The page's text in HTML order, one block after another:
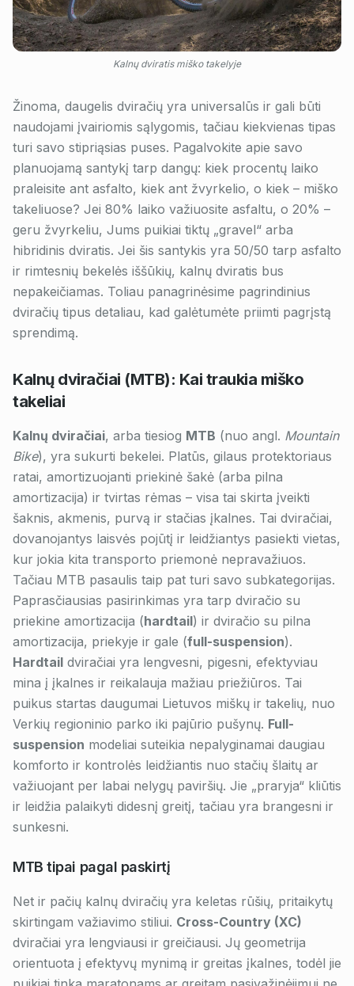
Kalnų dviratis miško takelyje
Žinoma, daugelis dviračių yra universalūs ir gali būti
naudojami įvairiomis sąlygomis, tačiau kiekvienas tipas
turi savo stipriąsias puses. Pagalvokite apie savo
planuojamą santykį tarp dangų: kiek procentų laiko
praleisite ant asfalto, kiek ant žvyrkelio, o kiek – miško
takeliuose? Jei 80% laiko važiuosite asfaltu, o 20% –
geru žvyrkeliu, Jums puikiai tiktų „gravel“ arba
hibridinis dviratis. Jei šis santykis yra 50/50 tarp asfalto
ir rimtesnių bekelės iššūkių, kalnų dviratis bus
nepakeičiamas. Toliau panagrinėsime pagrindinius
dviračių tipus detaliau, kad galėtumėte priimti pagrįstą
sprendimą.
Kalnų dviračiai (MTB): Kai traukia miško
takeliai
Kalnų dviračiai, arba tiesiog MTB (nuo angl. Mountain
Bike), yra sukurti bekelei. Platūs, gilaus protektoriaus
ratai, amortizuojanti priekinė šakė (arba pilna
amortizacija) ir tvirtas rėmas – visa tai skirta įveikti
šaknis, akmenis, purvą ir stačias įkalnes. Tai dviračiai,
dovanojantys laisvės pojūtį ir leidžiantys pasiekti vietas,
kur jokia kita transporto priemonė nepravažiuos.
Tačiau MTB pasaulis taip pat turi savo subkategorijas.
Paprasčiausias pasirinkimas yra tarp dviračio su
priekine amortizacija (hardtail) ir dviračio su pilna
amortizacija, priekyje ir gale (full-suspension).
Hardtail dviračiai yra lengvesni, pigesni, efektyviau
mina į įkalnes ir reikalauja mažiau priežiūros. Tai
puikus startas daugumai Lietuvos miškų ir takelių, nuo
Verkių regioninio parko iki pajūrio pušynų. Full-
suspension modeliai suteikia nepalyginamai daugiau
komforto ir kontrolės leidžiantis nuo stačių šlaitų ar
važiuojant per labai nelygų paviršių. Jie „praryja“ kliūtis
ir leidžia palaikyti didesnį greitį, tačiau yra brangesni ir
sunkesni.
MTB tipai pagal paskirtį
Net ir pačių kalnų dviračių yra keletas rūšių, pritaikytų
skirtingam važiavimo stiliui. Cross-Country (XC)
dviračiai yra lengviausi ir greičiausi. Jų geometrija
orientuota į efektyvų mynimą ir greitas įkalnes, todėl jie